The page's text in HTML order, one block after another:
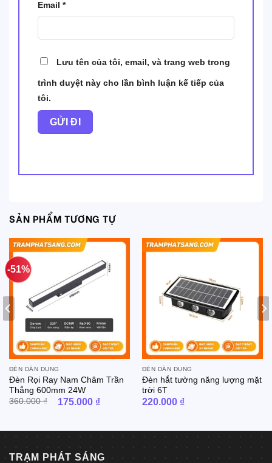
Email *
Lưu tên của tôi, email, và trang web trong
trình duyệt này cho lần bình luận kế tiếp của
tôi.
SẢN PHẨM TƯƠNG TỰ
-51%
ĐÈN DÂN DỤNG
Đèn Rọi Ray Nam Châm Trần
Thẳng 600mm 24W
360.000₫
Giá
175.000 ₫
175.000 ₫.
ĐÈN DÂN DỤNG
Đèn hắt tường năng lượng mặt
trời 6T
220.000 ₫
TRẠM PHÁT SÁNG